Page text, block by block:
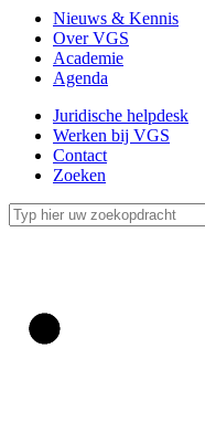
Nieuws & Kennis
Over VGS
Academie
Agenda
Juridische helpdesk
Werken bij VGS
Contact
Zoeken